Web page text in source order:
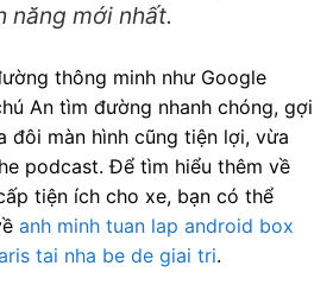
năng mới nhất.
thông minh như Google
An tìm đường nhanh chóng, gợi
đôi màn hình cũng tiện lợi, vừa
podcast. Để tìm hiểu thêm về
tiện ích cho xe, bạn có thể
anh minh tuan lap android box
tai nha be de giai tri.